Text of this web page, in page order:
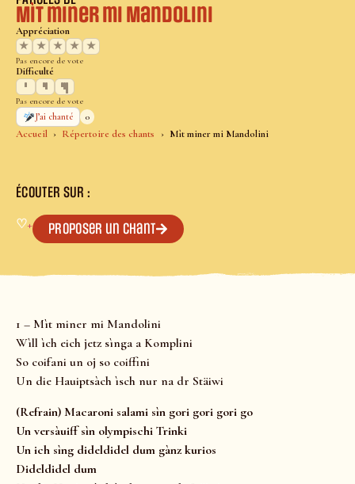
Accueil Répertoire des chants Mìt miner mi Mandolini
Mìt miner mi Mandolini
Appréciation
★
★ ★ ★ ★
Pas encore de vote
Difficulté
Pas encore de vote
J’ai chanté
0
ÉCOUTER SUR :
♡+ Proposer un chant
1 – Mìt miner mi Mandolini
Wìll ìch eich jetz sìnga a Komplini
So coifani un oj so coiffini
Un die Hauiptsàch ìsch nur na dr Stäiwi
(Refrain) Macaroni salami sìn gori gori gori go
Un versàuiff sìn olympischi Trinki
Un ich sìng dideldidel dum gànz kurios
Dideldidel dum